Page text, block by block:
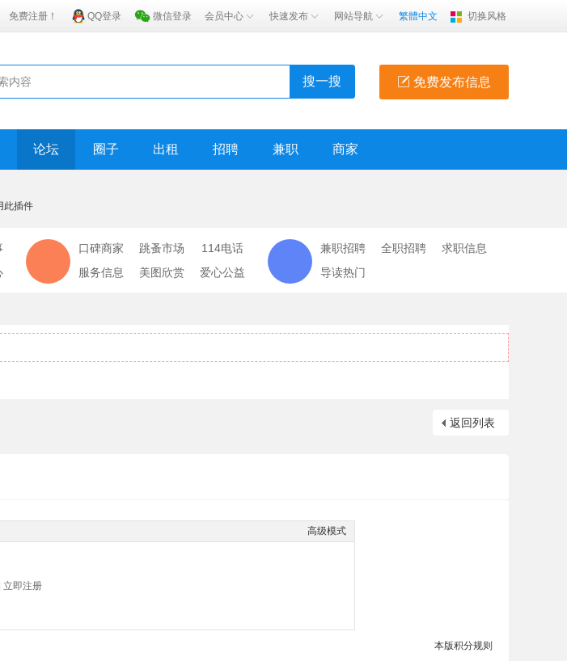
免费注册！ QQ登录 微信登录 会员中心 快速发布 网站导航 繁體中文 切换风格
免费发布信息
搜一搜
论坛 圈子 出租 招聘 兼职 商家
此插件
口碑商家 跳蚤市场
114电话
服务信息
美图欣赏 爱心公益
兼职招聘 全职招聘
求职信息
导读热门
返回列表
高级模式
立即注册
本版积分规则